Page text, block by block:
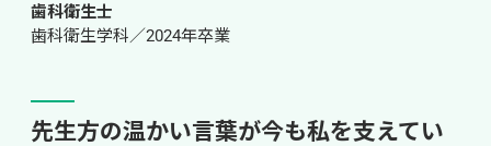
歯科衛生士
歯科衛生学科／2024年卒業
先生方の温かい言葉が今も私を支えてい